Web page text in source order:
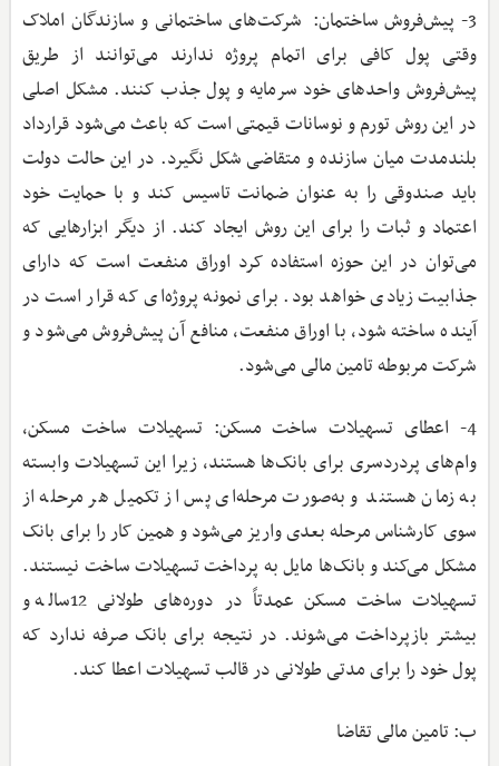
3- پیش‌فروش ساختمان: شرکت‌های ساختمانی و سازندگان املاک
وقتی پول کافی برای اتمام پروژه ندارند می‌توانند از طریق
پیش‌فروش واحدهای خود سرمایه و پول جذب کنند. مشکل اصلی
در این روش تورم و نوسانات قیمتی است که باعث می‌شود قرارداد
بلندمدت میان سازنده و متقاضی شکل نگیرد. در این حالت دولت
باید صندوقی را به عنوان ضمانت تاسیس کند و با حمایت خود
اعتماد و ثبات را برای این روش ایجاد کند. از دیگر ابزارهایی که
می‌توان در این حوزه استفاده کرد اوراق منفعت است که دارای
جذابیت زیادی خواهد بود. برای نمونه پروژه‌ای که قرار است در
آینده ساخته شود، با اوراق منفعت، منافع آن پیش‌فروش می‌شود و
شرکت مربوطه تامین مالی می‌شود.
4- اعطای تسهیلات ساخت مسکن: تسهیلات ساخت مسکن،
وام‌های پردردسری برای بانک‌ها هستند، زیرا این تسهیلات وابسته
به زمان هستند و به‌صورت مرحله‌ای پس از تکمیل هر مرحله از
سوی کارشناس مرحله بعدی واریز می‌شود و همین کار را برای بانک
مشکل می‌کند و بانک‌ها مایل به پرداخت تسهیلات ساخت نیستند.
تسهیلات ساخت مسکن عمدتاً در دوره‌های طولانی 12ساله و
بیشتر بازپرداخت می‌شوند. در نتیجه برای بانک صرفه ندارد که
پول خود را برای مدتی طولانی در قالب تسهیلات اعطا کند.
ب: تامین مالی تقاضا